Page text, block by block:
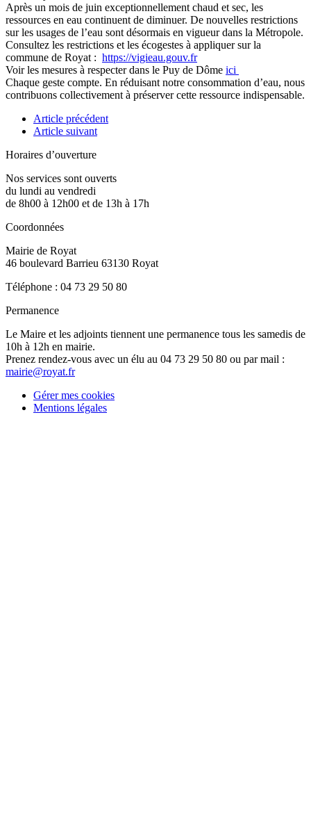
Après un mois de juin exceptionnellement chaud et sec, les
ressources en eau continuent de diminuer. De nouvelles restrictions
sur les usages de l’eau sont désormais en vigueur dans la Métropole.
Consultez les restrictions et les écogestes à appliquer sur la
commune de Royat : https://vigieau.gouv.fr
Voir les mesures à respecter dans le Puy de Dôme ici
Chaque geste compte. En réduisant notre consommation d’eau, nous
contribuons collectivement à préserver cette ressource indispensable.
Article précédent
Article suivant
Horaires d’ouverture
Nos services sont ouverts
du lundi au vendredi
de 8h00 à 12h00 et de 13h à 17h
Coordonnées
Mairie de Royat
46 boulevard Barrieu 63130 Royat
Téléphone : 04 73 29 50 80
Permanence
Le Maire et les adjoints tiennent une permanence tous les samedis de
10h à 12h en mairie.
Prenez rendez-vous avec un élu au 04 73 29 50 80 ou par mail :
mairie@royat.fr
Gérer mes cookies
Mentions légales